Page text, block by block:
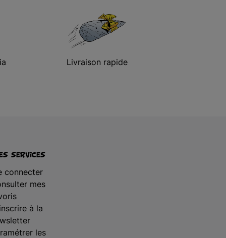
Livraison rapide
services
connecter
mes
à la
les